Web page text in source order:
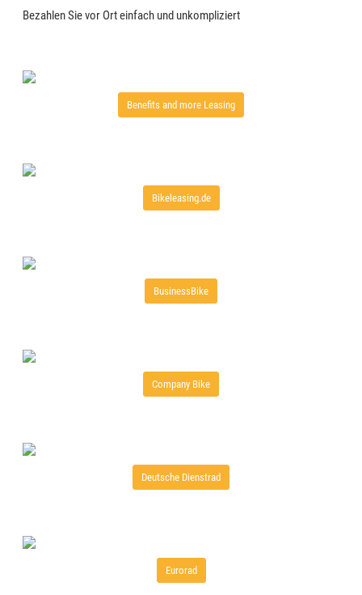
Bezahlen Sie vor Ort einfach und unkompliziert
Benefits and more Leasing
Bikeleasing.de
BusinessBike
Company Bike
Deutsche Dienstrad
Eurorad